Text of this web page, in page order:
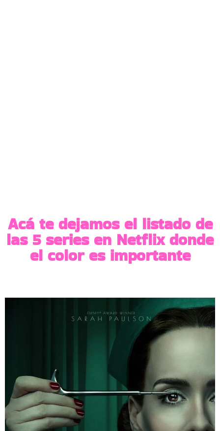
Acá te dejamos el listado de
las 5 series en Netflix donde
el color es importante